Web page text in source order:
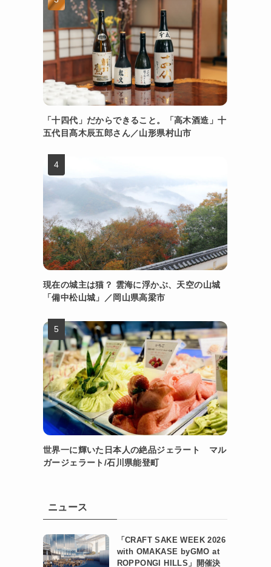
「十四代」だからできること。「高木酒造」十
五代目髙木辰五郎さん／山形県村山市
現在の城主は猫？ 雲海に浮かぶ、天空の山城
「備中松山城」／岡山県高梁市
世界一に輝いた日本人の絶品ジェラート マル
ガージェラート/石川県能登町
ニュース
「CRAFT SAKE WEEK 2026
with OMAKASE byGMO at
ROPPONGI HILLS」開催決